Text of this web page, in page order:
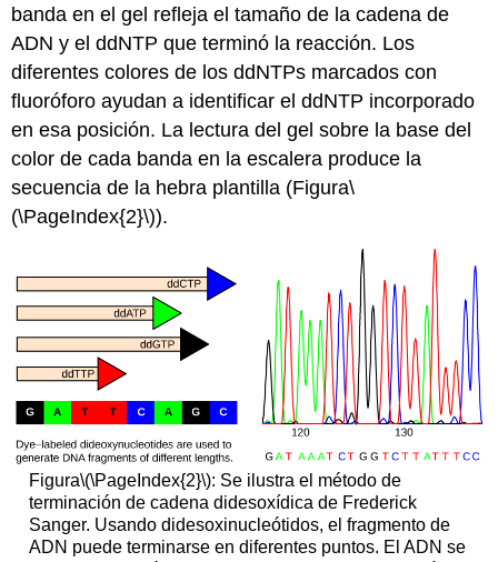
banda en el gel refleja el tamaño de la cadena de
ADN y el ddNTP que terminó la reacción. Los
diferentes colores de los ddNTPs marcados con
fluoróforo ayudan a identificar el ddNTP incorporado
en esa posición. La lectura del gel sobre la base del
color de cada banda en la escalera produce la
secuencia de la hebra plantilla (Figura\
(\PageIndex{2}\)).
Figura\(\PageIndex{2}\): Se ilustra el método de
terminación de cadena didesoxídica de Frederick
Sanger. Usando didesoxinucleótidos, el fragmento de
ADN puede terminarse en diferentes puntos. El ADN se